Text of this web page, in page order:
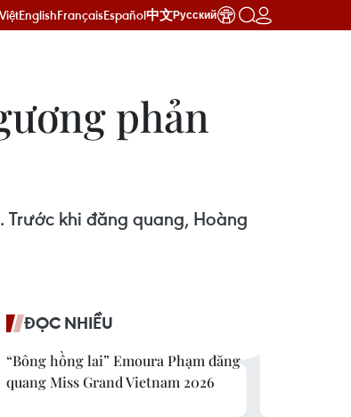
EnglishFrançaisEspañol中文Русский
phản
khi đăng quang, Hoàng
ĐỌC NHIỀU
“Bông hồng lai” Emoura Phạm đăng
quang Miss Grand Vietnam 2026